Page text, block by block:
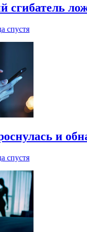
сгибатель
спустя
и
спустя